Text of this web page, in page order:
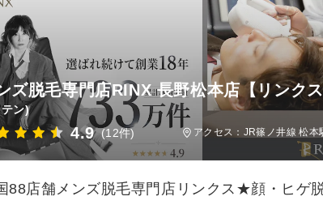
ズ脱毛専門店RINX 長野松本店【リンク
ン)
4.9 (12件) アクセス：JR篠ノ井線 松本
88店舗メンズ脱毛専門店リンクス★顔・ヒゲ